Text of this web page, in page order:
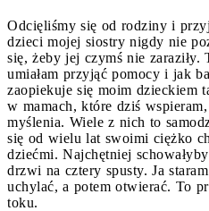
Odcięliśmy się od rodziny i
dzieci mojej siostry nigdy nie
się, żeby jej czymś nie zaraziły.
umiałam przyjąć pomocy i jak
zaopiekuje się moim dzieckiem
w mamach, które dziś
myślenia. Wiele z nich to
się od wielu lat swoimi ciężko
dziećmi. Najchętniej
drzwi na cztery spusty. Ja
uchylać, a potem otwierać. To
toku.